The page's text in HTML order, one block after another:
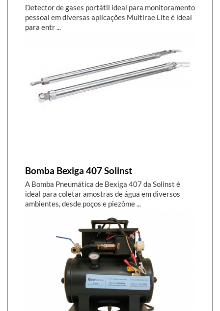
Detector de gases portátil ideal para monitoramento
pessoal em diversas aplicações Multirae Lite é ideal
para entr ...
Bomba Bexiga 407 Solinst
A Bomba Pneumática de Bexiga 407 da Solinst é
ideal para coletar amostras de água em diversos
ambientes, desde poços e piezôme ...